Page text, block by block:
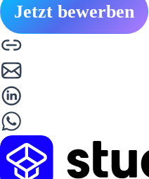
Jetzt bewerben